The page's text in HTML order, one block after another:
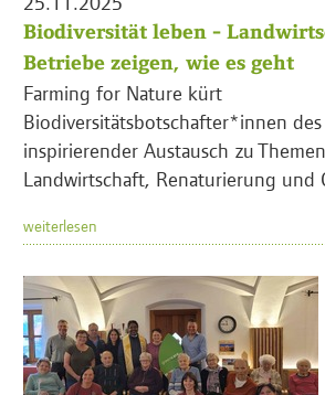
Biodiversität leben -
Betriebe zeigen, wie es geht
Farming for Nature kürt
Biodiversitätsbotschafter*innen des
inspirierender Austausch zu
Landwirtschaft, Renaturierung und
weiterlesen